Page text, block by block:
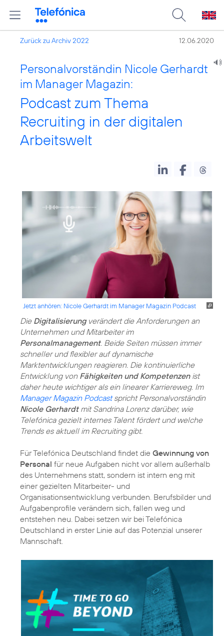
Zurück zu Archiv 2022 12.06.2020
Personalvorständin Nicole Gerhardt
im Manager Magazin:
Podcast zum Thema
Recruiting in der digitalen
Arbeitswelt
Jetzt anhören: Nicole Gerhardt im Manager Magazin Podcast
Die Digitalisierungverändert die Anforderungen an
Unternehmen und Mitarbeiter im
Personalmanagement. Beide Seiten müssen immer
schneller und flexibler auf dynamische
Marktentwicklungen reagieren. Die kontinuierliche
Entwicklung von Fähigkeiten und Kompetenzenist
daher heute wichtiger als ein linearer Karriereweg. Im
Manager Magazin Podcastspricht Personalvorständin
Nicole Gerhardtmit Sandrina Lorenz darüber, wie
Telefónica gezielt internes Talent fördert und welche
Trends es aktuell im Recruiting gibt.
Für Telefónica Deutschland findet die Gewinnung von
Personal für neue Aufgaben nicht vor allem außerhalb
des Unternehmens statt, sondern ist intern eng mit
einer gezielten Mitarbeiter- und
Organisationsentwicklung verbunden. Berufsbilder und
Aufgabenprofile verändern sich, fallen weg und
entstehen neu. Dabei setzen wir bei Telefónica
Deutschland in erster Linie auf das Potenzial unserer
Mannschaft.